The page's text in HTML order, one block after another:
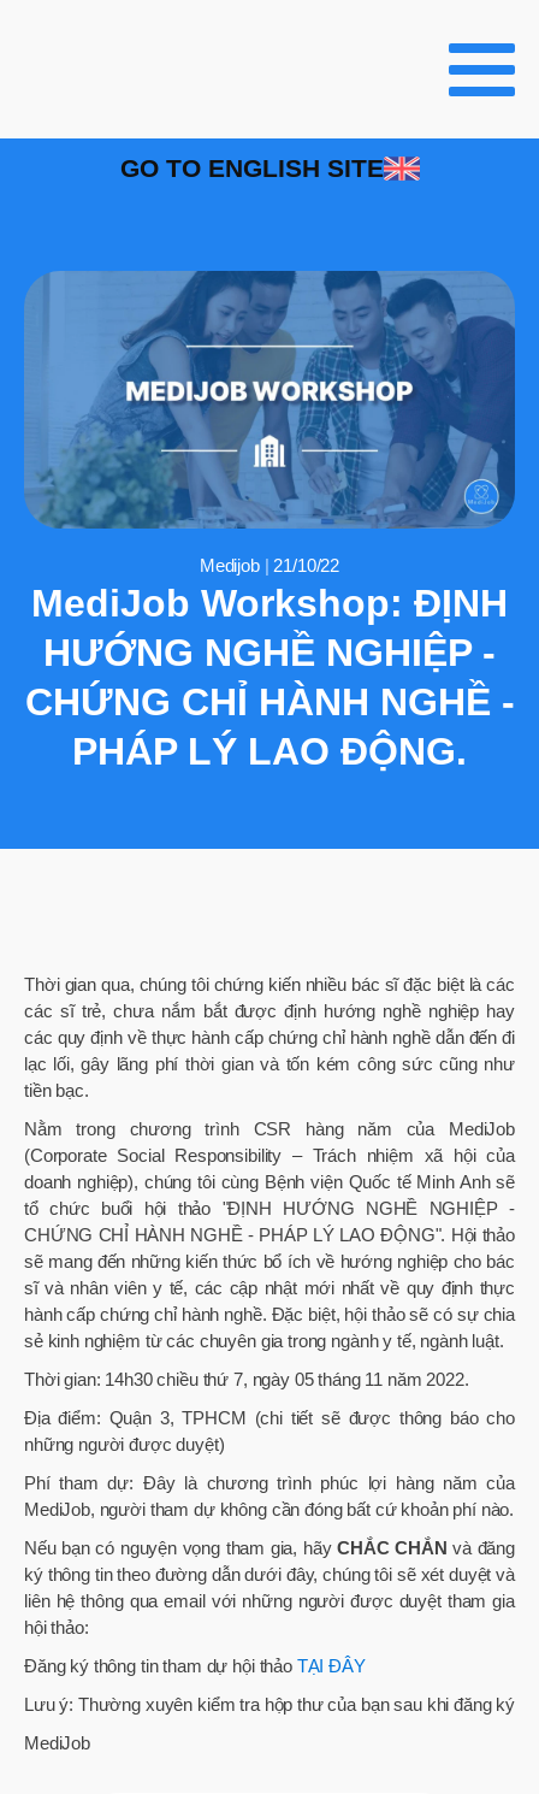
GO TO ENGLISH SITE
Medijob| 21/10/22
MediJob Workshop: ĐỊNH
HƯỚNG NGHỀ NGHIỆP -
CHỨNG CHỈ HÀNH NGHỀ -
PHÁP LÝ LAO ĐỘNG.
Thời gian qua, chúng tôi chứng kiến nhiều bác sĩ đặc biệt là các
các sĩ trẻ, chưa nắm bắt được định hướng nghề nghiệp hay
các quy định về thực hành cấp chứng chỉ hành nghề dẫn đến đi
lạc lối, gây lãng phí thời gian và tốn kém công sức cũng như
tiền bạc.
Nằm trong chương trình CSR hàng năm của MediJob
(Corporate Social Responsibility – Trách nhiệm xã hội của
doanh nghiệp), chúng tôi cùng Bệnh viện Quốc tế Minh Anh sẽ
tổ chức buổi hội thảo "ĐỊNH HƯỚNG NGHỀ NGHIỆP -
CHỨNG CHỈ HÀNH NGHỀ - PHÁP LÝ LAO ĐỘNG". Hội thảo
sẽ mang đến những kiến thức bổ ích về hướng nghiệp cho bác
sĩ và nhân viên y tế, các cập nhật mới nhất về quy định thực
hành cấp chứng chỉ hành nghề. Đặc biệt, hội thảo sẽ có sự chia
sẻ kinh nghiệm từ các chuyên gia trong ngành y tế, ngành luật.
Thời gian: 14h30 chiều thứ 7, ngày 05 tháng 11 năm 2022.
Địa điểm: Quận 3, TPHCM (chi tiết sẽ được thông báo cho
những người được duyệt)
Phí tham dự: Đây là chương trình phúc lợi hàng năm của
MediJob, người tham dự không cần đóng bất cứ khoản phí nào.
Nếu bạn có nguyện vọng tham gia, hãyCHẮC CHẮN và đăng
ký thông tin theo đường dẫn dưới đây, chúng tôi sẽ xét duyệt và
liên hệ thông qua email với những người được duyệt tham gia
hội thảo:
Đăng ký thông tin tham dự hội thảo TẠI ĐÂY
Lưu ý: Thường xuyên kiểm tra hộp thư của bạn sau khi đăng ký
MediJob